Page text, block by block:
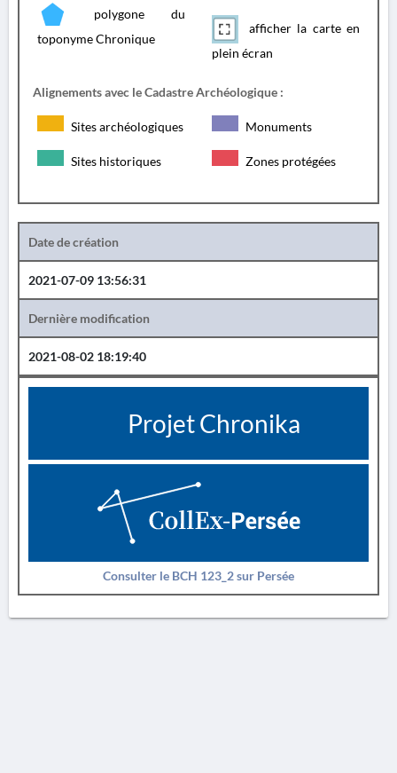
polygone du
toponyme Chronique
afficher la carte en
plein écran
Alignements avec le Cadastre Archéologique :
Sites archéologiques Monuments
Sites historiques Zones protégées
Date de création
2021-07-09 13:56:31
Dernière modification
2021-08-02 18:19:40
Projet Chronika
Consulter le BCH 123_2 sur Persée